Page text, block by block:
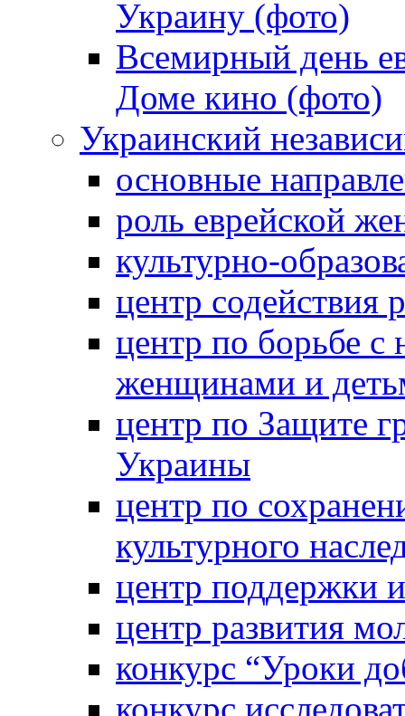
Украину (фото)
Всемирный день
Доме кино (фото)
Украинский
основные
роль еврейской
культурно-
центр содействия
центр по борьбе с
женщинами и
центр по Защите
Украины
центр по
культурного
центр поддержки
центр развития
конкурс “Уроки
конкурс